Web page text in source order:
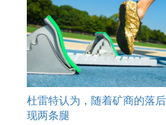
杜雷特认为，随着矿商的落
现两条腿